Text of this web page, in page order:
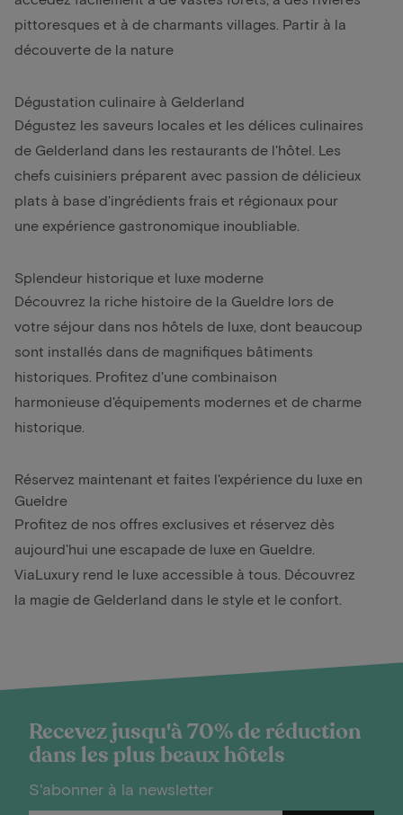
pittoresques et à de charmants villages. Partir à la
découverte de la nature
Dégustation culinaire à Gelderland
Dégustez les saveurs locales et les délices culinaires
de Gelderland dans les restaurants de l'hôtel. Les
chefs cuisiniers préparent avec passion de délicieux
plats à base d'ingrédients frais et régionaux pour
une expérience gastronomique inoubliable.
Splendeur historique et luxe moderne
Découvrez la riche histoire de la Gueldre lors de
votre séjour dans nos hôtels de luxe, dont beaucoup
sont installés dans de magnifiques bâtiments
historiques. Profitez d'une combinaison
harmonieuse d'équipements modernes et de charme
historique.
Réservez maintenant et faites l'expérience du luxe en
Gueldre
Profitez de nos offres exclusives et réservez dès
aujourd'hui une escapade de luxe en Gueldre.
ViaLuxury rend le luxe accessible à tous. Découvrez
la magie de Gelderland dans le style et le confort.
Recevez jusqu'à 70% de réduction
dans les plus beaux hôtels
S'abonner à la newsletter